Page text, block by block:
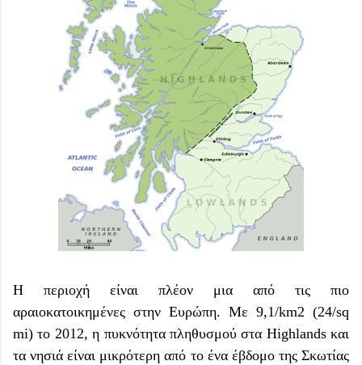
Η περιοχή είναι πλέον μια από τις πιο
αραιοκατοικημένες στην Ευρώπη. Με 9,1/km2 (24/sq
mi) το 2012, η πυκνότητα πληθυσμού στα Highlands και
τα νησιά είναι μικρότερη από το ένα έβδομο της Σκωτίας